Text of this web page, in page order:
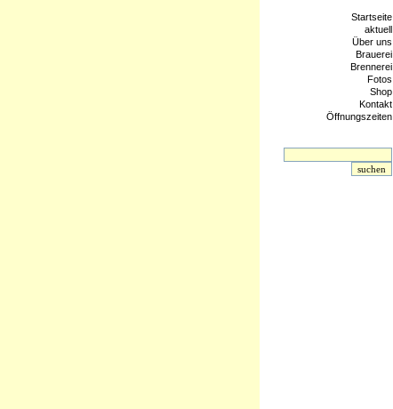
Startseite
aktuell
Über uns
Brauerei
Brennerei
Fotos
Shop
Kontakt
Öffnungszeiten